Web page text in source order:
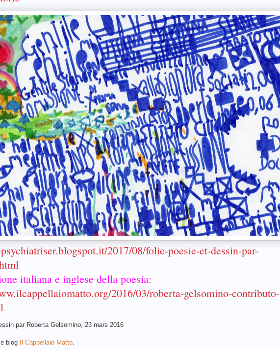
2017/08/folie-poesie-et-dessin-par-
italiana e inglese della poesia:
2016/03/roberta-gelsomino-contributo-
par Roberta Gelsomino, 23 mars 2016
blog Il Cappellaio Matto